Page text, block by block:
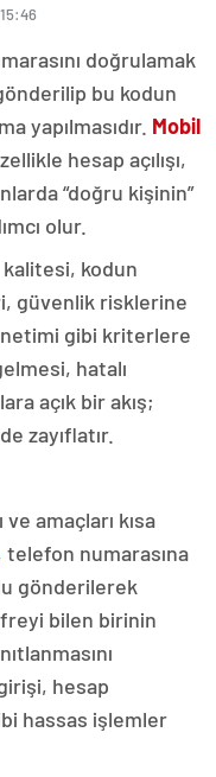
doğrulamak
bu kodun
yapılmasıdır. Mobil
hesap açılışı,
“doğru kişinin”
olur.
kodun
güvenlik risklerine
gibi kriterlere
hatalı
açık bir akış;
zayıflatır.
ve amaçları kısa
telefon numarasına
gönderilerek
bilen birinin
hesap
hassas işlemler